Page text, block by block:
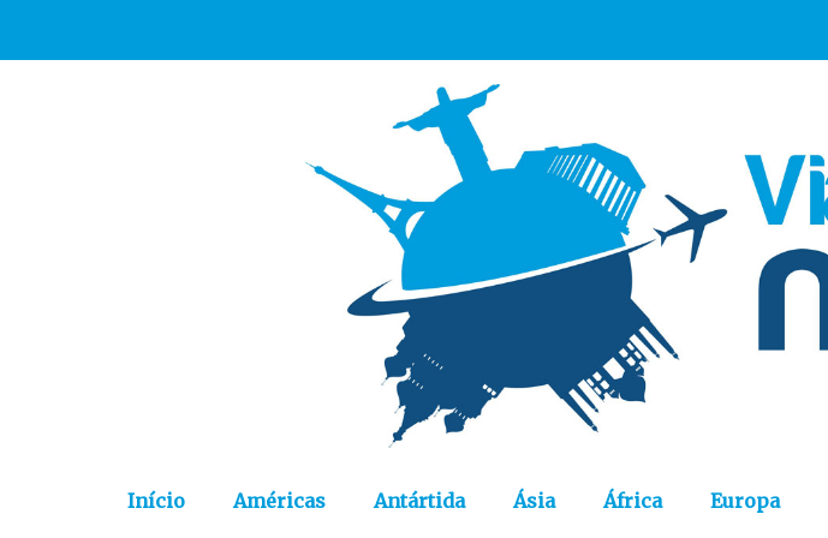
Início Américas Antártida Ásia África Europa